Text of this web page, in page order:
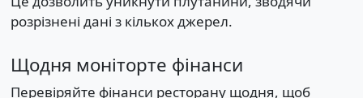
розрізнені дані з кількох джерел.
Щодня моніторте фінанси
Перевіряйте фінанси ресторану щодня, щоб